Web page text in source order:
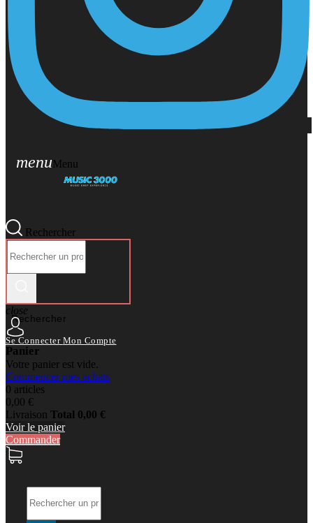
menuMenu
Rechercher
Rechercher
close
Se Connecter Mon Compte
Panier
Votre panier est vide.
Commencer mes achats
0 articles
0,00 €
Livraison Total 0,00 €
Voir le panier
Commander